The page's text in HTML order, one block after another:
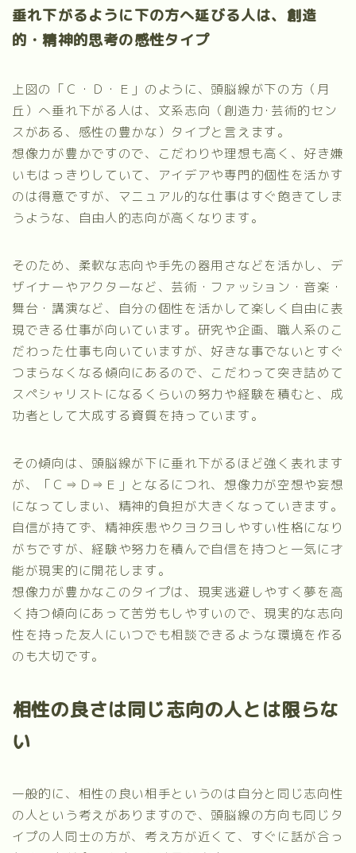
垂れ下がるように下の方へ延びる人は、創造
的・精神的思考の感性タイプ
上図の「Ｃ・Ｄ・Ｅ」のように、頭脳線が下の方（月
丘）へ垂れ下がる人は、文系志向（創造力･芸術的セン
スがある、感性の豊かな）タイプと言えます。
想像力が豊かですので、こだわりや理想も高く、好き嫌
いもはっきりしていて、アイデアや専門的個性を活かす
のは得意ですが、マニュアル的な仕事はすぐ飽きてしま
うような、自由人的志向が高くなります。
そのため、柔軟な志向や手先の器用さなどを活かし、デ
ザイナーやアクターなど、芸術・ファッション・音楽・
舞台・講演など、自分の個性を活かして楽しく自由に表
現できる仕事が向いています。研究や企画、職人系のこ
だわった仕事も向いていますが、好きな事でないとすぐ
つまらなくなる傾向にあるので、こだわって突き詰めて
スペシャリストになるくらいの努力や経験を積むと、成
功者として大成する資質を持っています。
その傾向は、頭脳線が下に垂れ下がるほど強く表れます
が、「Ｃ⇒Ｄ⇒Ｅ」となるにつれ、想像力が空想や妄想
になってしまい、精神的負担が大きくなっていきます。
自信が持てず、精神疾患やクヨクヨしやすい性格になり
がちですが、経験や努力を積んで自信を持つと一気に才
能が現実的に開花します。
想像力が豊かなこのタイプは、現実逃避しやすく夢を高
く持つ傾向にあって苦労もしやすいので、現実的な志向
性を持った友人にいつでも相談できるような環境を作る
のも大切です。
相性の良さは同じ志向の人とは限らな
い
一般的に、相性の良い相手というのは自分と同じ志向性
の人という考えがありますので、頭脳線の方向も同じタ
イプの人同士の方が、考え方が近くて、すぐに話が合っ